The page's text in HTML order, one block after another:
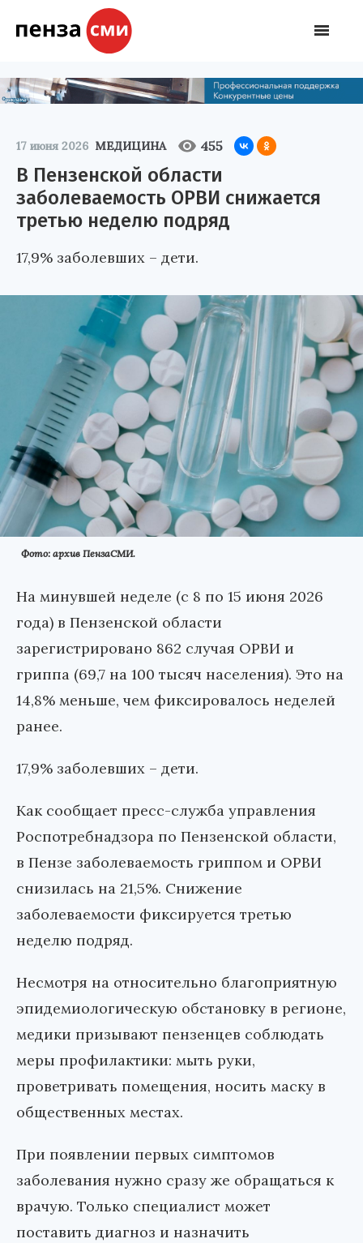
17 июня 2026 МЕДИЦИНА 455
В Пензенской области
заболеваемость ОРВИ снижается
третью неделю подряд
17,9% заболевших – дети.
Фото: архив ПензаСМИ.
На минувшей неделе (с 8 по 15 июня 2026
года) в Пензенской области
зарегистрировано 862 случая ОРВИ и
гриппа (69,7 на 100 тысяч населения). Это на
14,8% меньше, чем фиксировалось неделей
ранее.
17,9% заболевших – дети.
Как сообщает пресс-служба управления
Роспотребнадзора по Пензенской области,
в Пензе заболеваемость гриппом и ОРВИ
снизилась на 21,5%. Снижение
заболеваемости фиксируется третью
неделю подряд.
Несмотря на относительно благоприятную
эпидемиологическую обстановку в регионе,
медики призывают пензенцев соблюдать
меры профилактики: мыть руки,
проветривать помещения, носить маску в
общественных местах.
При появлении первых симптомов
заболевания нужно сразу же обращаться к
врачую. Только специалист может
поставить диагноз и назначить